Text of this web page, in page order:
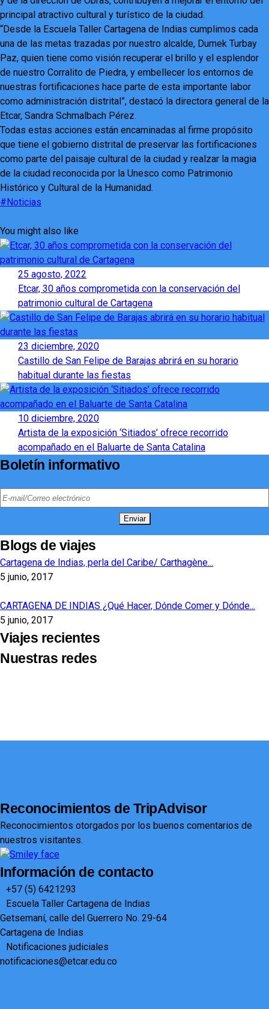
principal atractivo cultural y turístico de la ciudad.
“Desde la Escuela Taller Cartagena de Indias cumplimos cada
una de las metas trazadas por nuestro alcalde, Dumek Turbay
Paz, quien tiene como visión recuperar el brillo y el esplendor
de nuestro Corralito de Piedra, y embellecer los entornos de
nuestras fortificaciones hace parte de esta importante labor
como administración distrital”, destacó la directora general de la
Etcar, Sandra Schmalbach Pérez.
Todas estas acciones están encaminadas al firme propósito
que tiene el gobierno distrital de preservar las fortificaciones
como parte del paisaje cultural de la ciudad y realzar la magia
de la ciudad reconocida por la Unesco como Patrimonio
Histórico y Cultural de la Humanidad.
#Noticias
You might also like
25 agosto, 2022
Etcar, 30 años comprometida con la conservación del
patrimonio cultural de Cartagena
23 diciembre, 2020
Castillo de San Felipe de Barajas abrirá en su horario
habitual durante las fiestas
10 diciembre, 2020
Artista de la exposición ‘Sitiados’ ofrece recorrido
acompañado en el Baluarte de Santa Catalina
Boletín informativo
Blogs de viajes
Cartagena de Indias, perla del Caribe/ Carthagène...
5 junio, 2017
CARTAGENA DE INDIAS ¿Qué Hacer, Dónde Comer y Dónde...
5 junio, 2017
Viajes recientes
Nuestras redes
Reconocimientos de TripAdvisor
Reconocimientos otorgados por los buenos comentarios de
nuestros visitantes.
Información de contacto
+57 (5) 6421293​
Escuela Taller Cartagena de Indias
Getsemaní, calle del Guerrero No. 29-64
Cartagena de Indias
Notificaciones judiciales
notificaciones@etcar.edu.co